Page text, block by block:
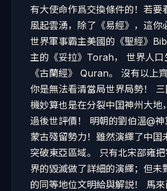
有大使命作爲交換條件的！若要
風起雲湧，除了《易經》，這你
世界軍事霸主美國的《聖經》
主的《妥拉》Torah， 世界人口
《古蘭經》 Quran。 沒有以上
你是無法看清當局世界局勢！
機妙算也是在分裂中囯神州大地
過後世評價！ 明朝的劉伯溫@
蒙古殘留勢力！雖然演繹了中囯
突破東亞區域。 只有北宋邵雍
界的毀滅做了詳細的演繹；但未
的同等地位文明給與解説！ 馬